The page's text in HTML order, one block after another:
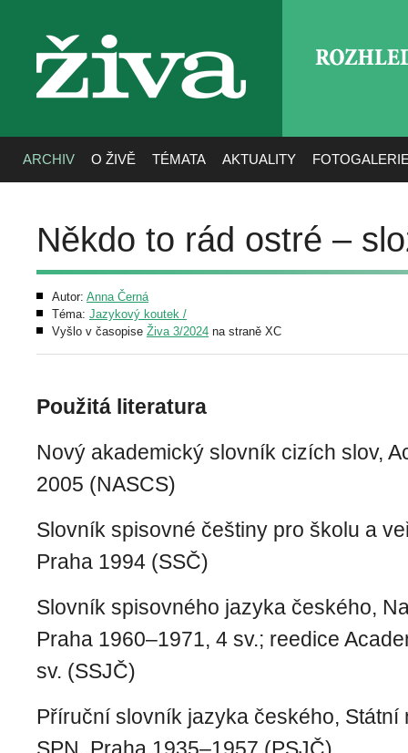
živa
ARCHIV O ŽIVĚ TÉMATA AKTUALITY
Někdo to rád ostré –
Autor: Anna Černá
Téma: Jazykový koutek /
Vyšlo v časopise Živa 3/2024 na straně XC
Použitá literatura
Nový akademický slovník cizích slov,
2005 (NASCS)
Slovník spisovné češtiny pro školu a
Praha 1994 (SSČ)
Slovník spisovného jazyka českého,
Praha 1960–1971, 4 sv.; reedice
sv. (SSJČ)
Příruční slovník jazyka českého, Státní